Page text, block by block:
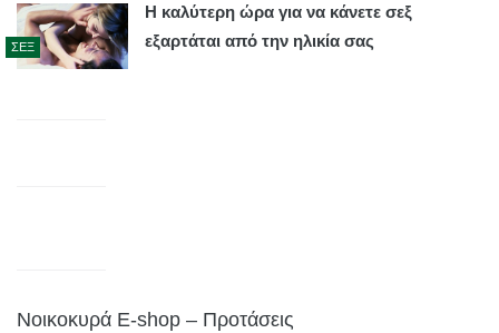
ΣΕΞ
Η καλύτερη ώρα για να κάνετε σεξ
εξαρτάται από την ηλικία σας
Νοικοκυρά E-shop – Προτάσεις